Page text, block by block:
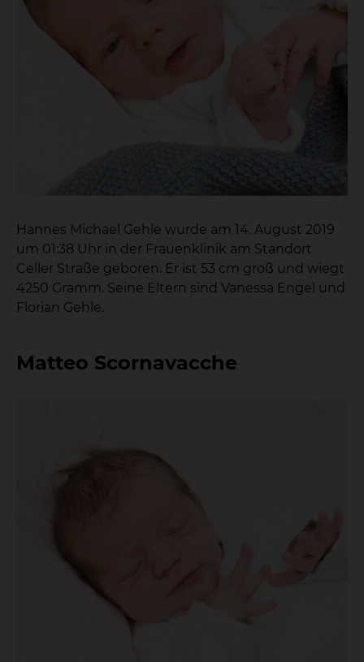
Hannes Michael Gehle wurde am 14. August 2019
um 01:38 Uhr in der Frauenklinik am Standort
Celler Straße geboren. Er ist 53 cm groß und wiegt
4250 Gramm. Seine Eltern sind Vanessa Engel und
Florian Gehle.
Matteo Scornavacche